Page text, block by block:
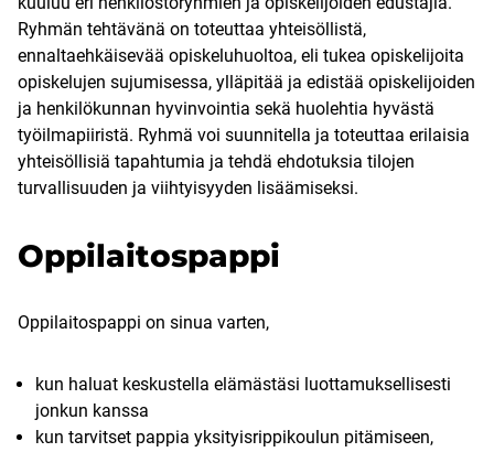
Ryhmän tehtävänä on toteuttaa yhteisöllistä,
ennaltaehkäisevää opiskeluhuoltoa, eli tukea opiskelijoita
opiskelujen sujumisessa, ylläpitää ja edistää opiskelijoiden
ja henkilökunnan hyvinvointia sekä huolehtia hyvästä
työilmapiiristä. Ryhmä voi suunnitella ja toteuttaa erilaisia
yhteisöllisiä tapahtumia ja tehdä ehdotuksia tilojen
turvallisuuden ja viihtyisyyden lisäämiseksi.
Oppilaitospappi
Oppilaitospappi on sinua varten,
kun haluat keskustella elämästäsi luottamuksellisesti
jonkun kanssa
kun tarvitset pappia yksityisrippikoulun pitämiseen,